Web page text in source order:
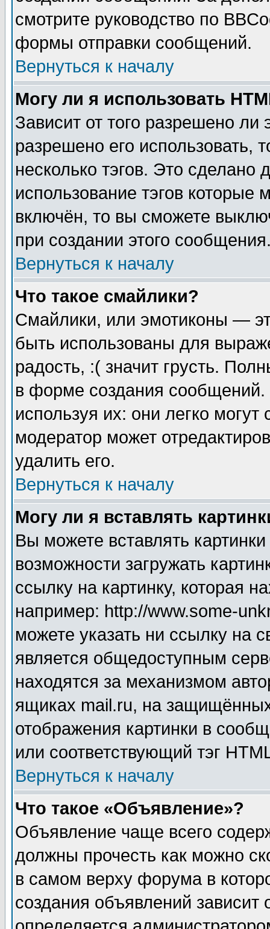
смотрите руководство по
формы отправки сообщений.
Вернуться к началу
Могу ли я использовать
Зависит от того разрешено
разрешено его использовать,
несколько тэгов. Это сделано
использование тэгов
включён, то вы сможете
при создании этого
Вернуться к началу
Что такое смайлики?
Смайлики, или эмотиконы —
быть использованы для
радость, :( значит грусть.
в форме создания сообщений.
используя их: они легко
модератор может
удалить его.
Вернуться к началу
Могу ли я вставлять
Вы можете вставлять
возможности загружать
ссылку на картинку, которая
например: http://www.some-
можете указать ни ссылку на
является общедоступным
находятся за механизмом
ящиках mail.ru, на
отображения картинки в
или соответствующий тэг
Вернуться к началу
Что такое «Объявление»?
Объявление чаще всего
должны прочесть как можно
в самом верху форума в
создания объявлений зависит